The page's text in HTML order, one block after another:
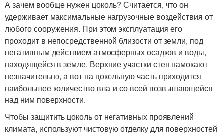
А зачем вообще нужен цоколь? Считается, что он
удерживает максимальные нагрузочные воздействия от
любого сооружения. При этом эксплуатация его
проходит в непосредственной близости от земли, под
негативным действием атмосферных осадков и воды,
находящейся в земле. Верхние участки стен намокают
незначительно, а вот на цокольную часть приходится
наибольшее количество влаги со всей возвышающейся
над ним поверхности.
Чтобы защитить цоколь от негативных проявлений
климата, используют чистовую отделку для поверхностей